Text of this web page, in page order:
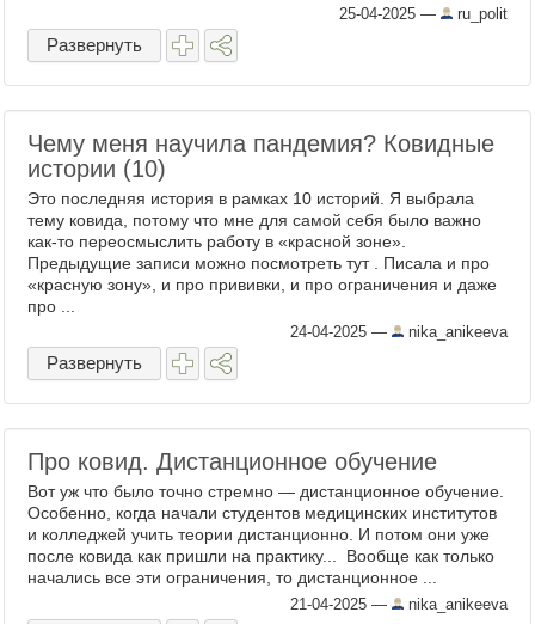
25-04-2025 — ru_polit
Развернуть
Чему меня научила пандемия? Ковидные
истории (10)
Это последняя история в рамках 10 историй. Я выбрала
тему ковида, потому что мне для самой себя было важно
как-то переосмыслить работу в «красной зоне».
Предыдущие записи можно посмотреть тут . Писала и про
«красную зону», и про прививки, и про ограничения и даже
про ...
24-04-2025 — nika_anikeeva
Развернуть
Про ковид. Дистанционное обучение
Вот уж что было точно стремно — дистанционное обучение.
Особенно, когда начали студентов медицинских институтов
и колледжей учить теории дистанционно. И потом они уже
после ковида как пришли на практику... Вообще как только
начались все эти ограничения, то дистанционное ...
21-04-2025 — nika_anikeeva